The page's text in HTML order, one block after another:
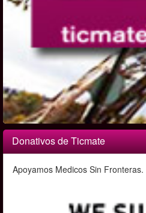
Donativos de Ticmate
Apoyamos Medicos Sin Fronteras.